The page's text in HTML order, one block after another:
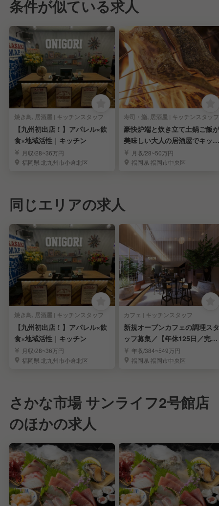
条件が似ている求人
焼き鳥, 居酒屋 | キッチンスタッフ
【九州初出店！】アパレル×飲
食×地域活性｜キッチン
月収/28~36万円
福岡県 北九州市小倉北区
寿司・鮨, 居酒屋 | キッチンスタッフ
豪快炉端と炊き立て土鍋ご飯が
美味しい大人の居酒屋でキッチ
ンスタッフ
月収/28~50万円
福岡県 福岡市中央区
同じエリアの求人
焼き鳥, 居酒屋 | キッチンスタッフ
【九州初出店！】アパレル×飲
食×地域活性｜キッチン
月収/28~36万円
福岡県 北九州市小倉北区
カフェ | キッチンスタッフ
新規オープンカフェの調理スタ
ッフ募集／【年休125日／完全
週休2日制】
年収/384~549万円
福岡県 福岡市中央区
さかな市場 サンライフ2号館店
のほかの求人